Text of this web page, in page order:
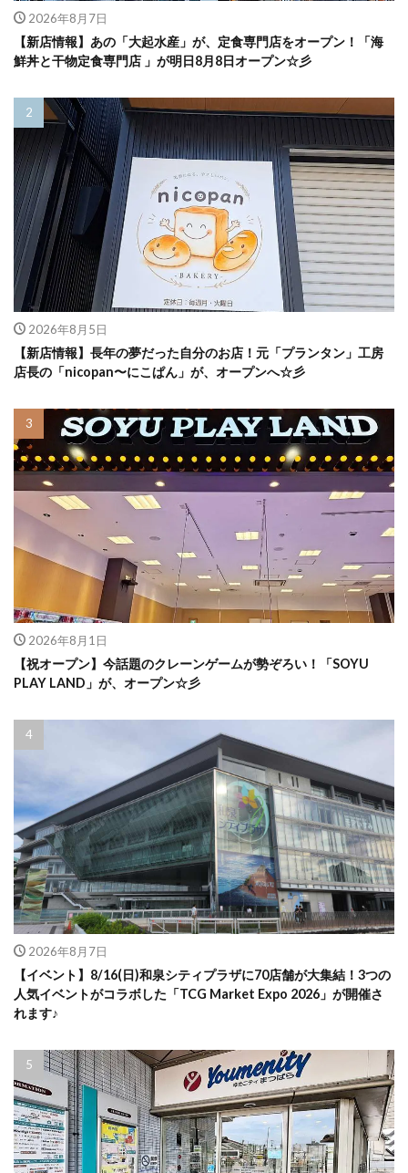
2026年8月7日
【新店情報】あの「大起水産」が、定食専門店をオープン！「海
鮮丼と干物定食専門店 」が明日8月8日オープン☆彡
2026年8月5日
【新店情報】長年の夢だった自分のお店！元「プランタン」工房
店長の「nicopan〜にこぱん」が、オープンへ☆彡
2026年8月1日
【祝オープン】今話題のクレーンゲームが勢ぞろい！「SOYU
PLAY LAND」が、オープン☆彡
2026年8月7日
【イベント】8/16(日)和泉シティプラザに70店舗が大集結！3つの
人気イベントがコラボした「TCG Market Expo 2026」が開催さ
れます♪